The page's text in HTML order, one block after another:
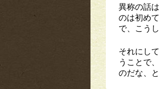
異称の話
のは初め
で、こう
それにし
うことで
のだな、